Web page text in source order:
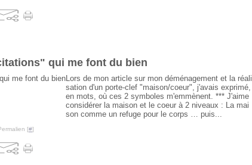
qui me font du bien
Lors de mon article sur mon déménagement et la réali
sation d'un porte-clef "maison/coeur", j'avais exprimé,
en mots, où ces 2 symboles m'emmènent. *** J'aime
considérer la maison et le coeur à 2 niveaux : La mai
son comme un refuge pour le corps … puis...
[#]